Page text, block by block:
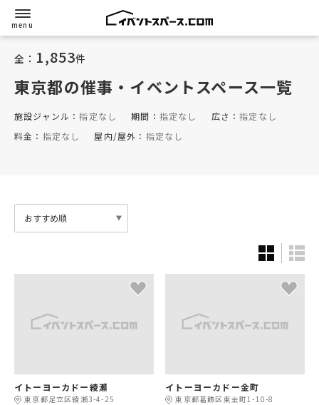
全： 1,853件
東京都の催事・イベントスペース一覧
施設ジャンル：指定なし 期間： 指定なし 広さ：指定なし
料金： 指定なし 屋内/屋外： 指定なし
イトーヨーカドー綾瀬
東京都足立区綾瀬3-4-25
イトーヨーカドー金町
東京都葛飾区東金町1-10-8